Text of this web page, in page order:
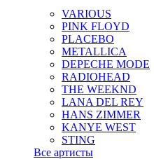
VARIOUS
PINK FLOYD
PLACEBO
METALLICA
DEPECHE MODE
RADIOHEAD
THE WEEKND
LANA DEL REY
HANS ZIMMER
KANYE WEST
STING
Все артисты